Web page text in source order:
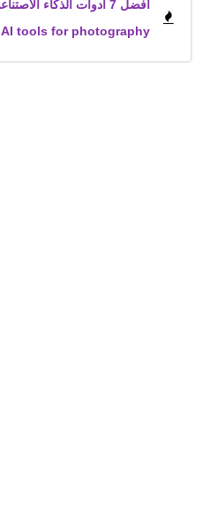
AI tools for photography